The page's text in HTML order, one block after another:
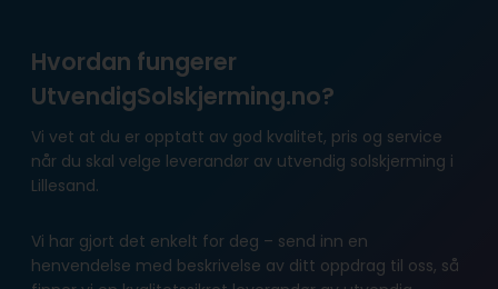
Hvordan fungerer
UtvendigSolskjerming.no?
Vi vet at du er opptatt av god kvalitet, pris og service
når du skal velge leverandør av utvendig solskjerming i
Lillesand.
Vi har gjort det enkelt for deg – send inn en
henvendelse med beskrivelse av ditt oppdrag til oss, så